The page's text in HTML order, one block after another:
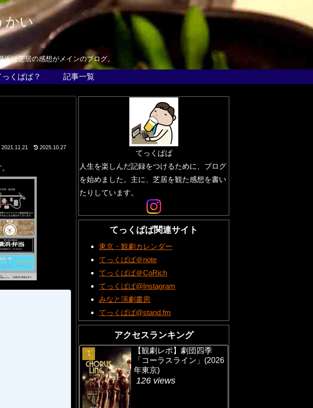
かい
は芝居の感想がメインのブログ。
っくぱぱ？ 記事一覧
2021.11.21 2025.10.27
てっくぱぱ
人生を楽しんだ記録をつけるために、ブログ
を始めました。主に、芝居を観た感想を書い
たりしています。
てっくぱぱ関連サイト
東京・観劇カレンダー
てっくぱぱ＠note
てっくぱぱ＠CoRich
てっくぱぱ@Instagram
みなと演劇書房
てっくぱぱ@stand.fm
アクセスランキング
【観劇レポ】劇団四季
「コーラスライン」(2026
年東京)
126 views